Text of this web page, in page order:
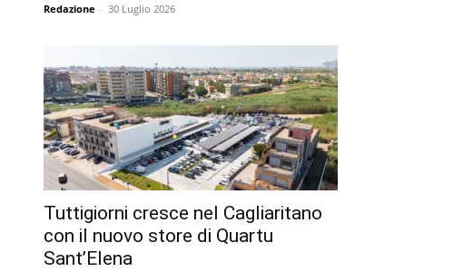
Redazione - 30 Luglio 2026
Tuttigiorni cresce nel Cagliaritano
con il nuovo store di Quartu
Sant’Elena